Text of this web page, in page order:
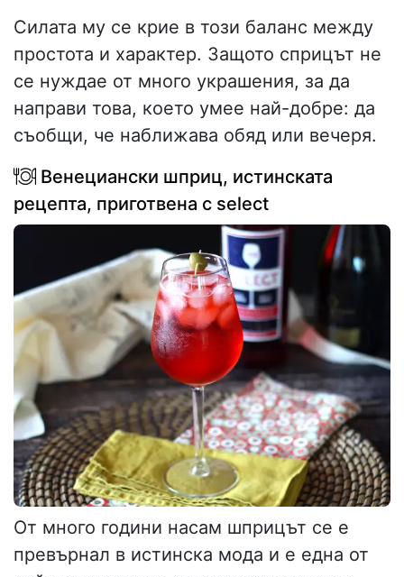
Силата му се крие в този баланс между
простота и характер. Защото сприцът не
се нуждае от много украшения, за да
направи това, което умее най-добре: да
съобщи, че наближава обяд или вечеря.
Венециански шприц, истинската
рецепта, приготвена с select
От много години насам шприцът се е
превърнал в истинска мода и е една от